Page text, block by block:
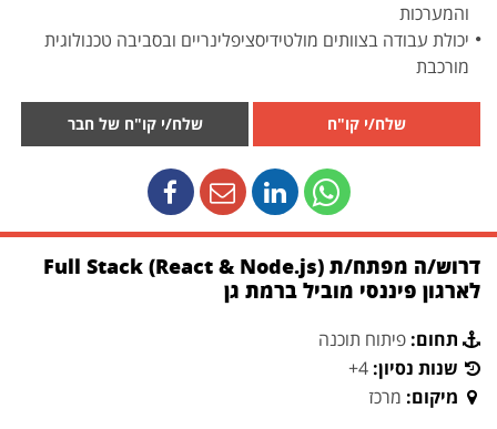
והמערכות
יכולת עבודה בצוותים מולטידיסציפלינריים ובסביבה טכנולוגית
מורכבת
שלח/י קו"ח שלח/י קו"ח של חבר
דרוש/ה מפתח/ת Full Stack (React & Node.js)
לארגון פיננסי מוביל ברמת גן
תחום: פיתוח תוכנה
שנות נסיון: 4+
מיקום: מרכז